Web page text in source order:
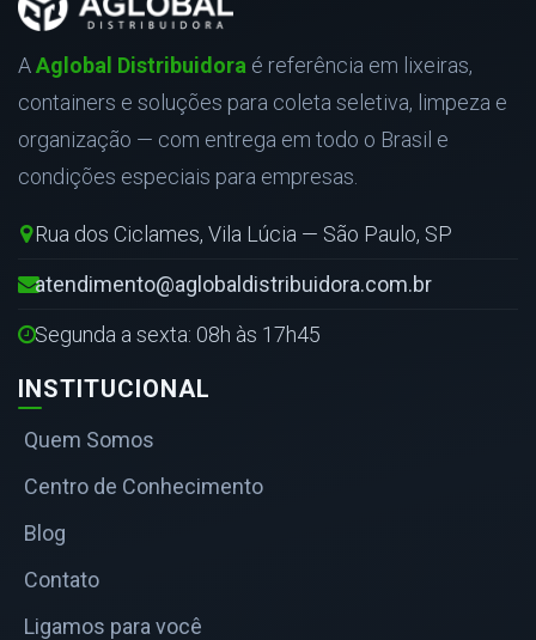
AAglobal Distribuidora é referência em lixeiras,
containers e soluções para coleta seletiva, limpeza e
organização — com entrega em todo o Brasil e
condições especiais para empresas.
Rua dos Ciclames, Vila Lúcia — São Paulo, SP
atendimento@aglobaldistribuidora.com.br
Segunda a sexta: 08h às 17h45
INSTITUCIONAL
Quem Somos
Centro de Conhecimento
Blog
Contato
Ligamos para você